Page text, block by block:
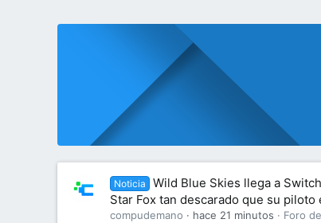
Noticia
Wild Blue Skies llega a
Star Fox tan descarado que su piloto
compudemano hace 21 minutos Foro